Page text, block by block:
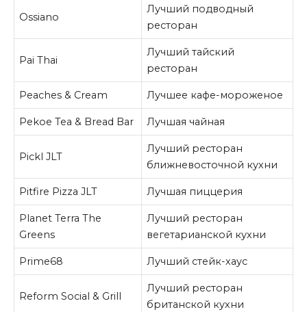
Ossiano
Лучший подводный
ресторан
Pai Thai
Лучший тайский
ресторан
Peaches & Cream Лучшее кафе-мороженое
Pekoe Tea & Bread Bar Лучшая чайная
Pickl JLT
Лучший ресторан
ближневосточной кухни
Pitfire Pizza JLT Лучшая пиццерия
Planet Terra The
Greens
Лучший ресторан
вегетарианской кухни
Prime68 Лучший стейк-хаус
Reform Social & Grill
Лучший ресторан
британской кухни